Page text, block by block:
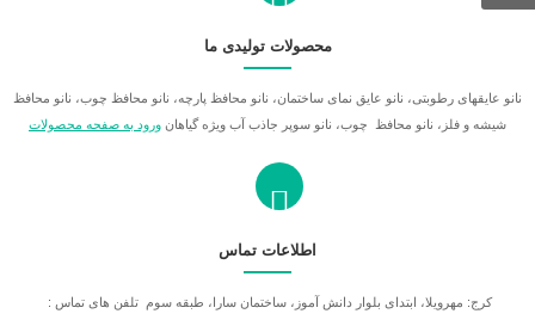
سوپر جاذب کشاورزی
نانو پوشش آنتی باکتريال
نانو پوشش تصفیه کننده هوا
نانو خودرو، ضد لک
نانو شیشه خودرو
نانو محافظ و براق کننده لاستیک
محافظ،تمیز و براق کننده داشبورد
شامپو نانو ،محافظ رنگ خودرو
شامپو کارواش خشک نانو
محصولات خانگی
نانو برای کیف و کفش
محصولات تولیدی ما
نانو عایقهای رطوبتی، نانو عایق نمای ساختمان، نانو محافظ پارچه، نانو محافظ چوب، نانو محافظ
شیشه و فلز، نانو محافظ چوب، نانو سوپر جاذب آب ویژه گیاهان ورود به صفحه محصولات
اطلاعات تماس
کرج: مهرویلا، ابتدای بلوار دانش آموز، ساختمان سارا، طبقه سوم تلفن های تماس :